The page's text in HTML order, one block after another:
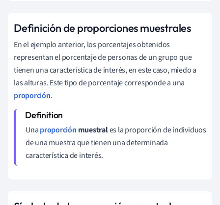
Definición de proporciones muestrales
En el ejemplo anterior, los porcentajes obtenidos
representan el porcentaje de personas de un grupo que
tienen una característica de interés, en este caso, miedo a
las alturas. Este tipo de porcentaje corresponde a una
proporción.
Unaproporción muestrales la proporción de individuos
de una muestra que tienen una determinada
característica de interés.